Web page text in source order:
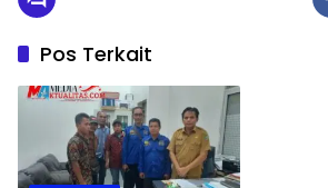
Pos Terkait